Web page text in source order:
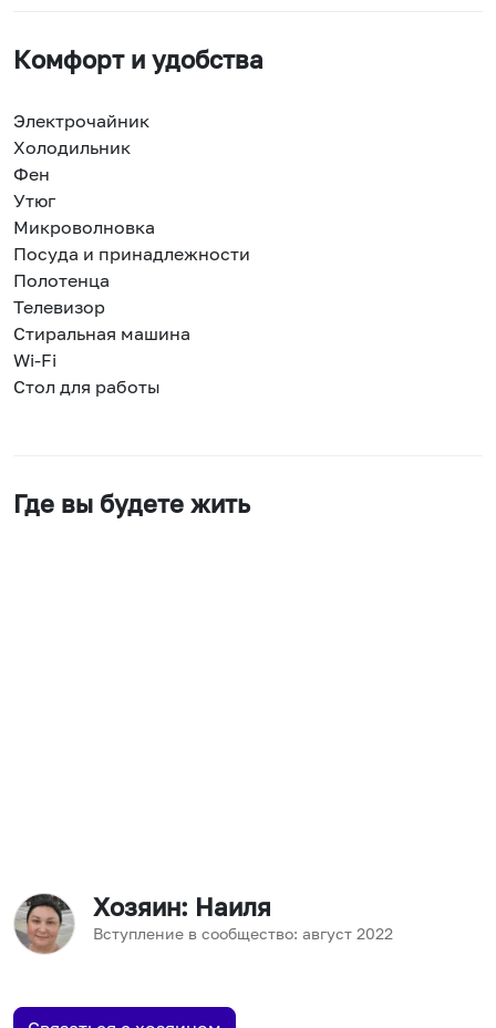
Комфорт и удобства
Электрочайник
Холодильник
Фен
Утюг
Микроволновка
Посуда и принадлежности
Полотенца
Телевизор
Стиральная машина
Wi-Fi
Стол для работы
Где вы будете жить
Хозяин: Наиля
Вступление в сообщество: август 2022